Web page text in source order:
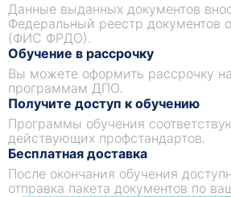
Данные выданных документов
Федеральный реестр документов
(ФИС ФРДО).
Обучение в рассрочку
Вы можете оформить рассрочку
программам ДПО.
Получите доступ к обучению
Программы обучения
действующих профстандартов.
Бесплатная доставка
После окончания обучения
отправка пакета документов по